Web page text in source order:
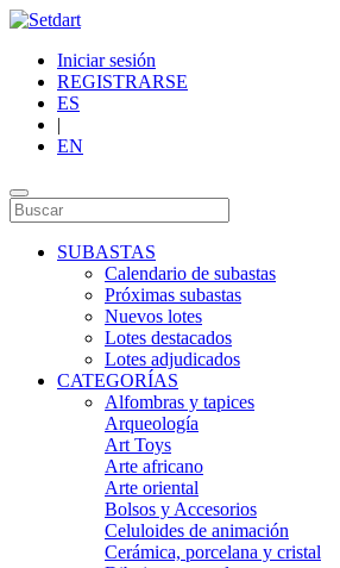
Iniciar sesión
REGISTRARSE
ES
|
EN
SUBASTAS
Calendario de subastas
Próximas subastas
Nuevos lotes
Lotes destacados
Lotes adjudicados
CATEGORÍAS
Alfombras y tapices
Arqueología
Art Toys
Arte africano
Arte oriental
Bolsos y Accesorios
Celuloides de animación
Cerámica, porcelana y cristal